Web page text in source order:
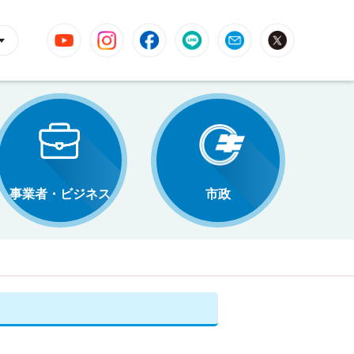
YouTube InstagramFacebookLINE Mail
事業者・ビジネス 市政